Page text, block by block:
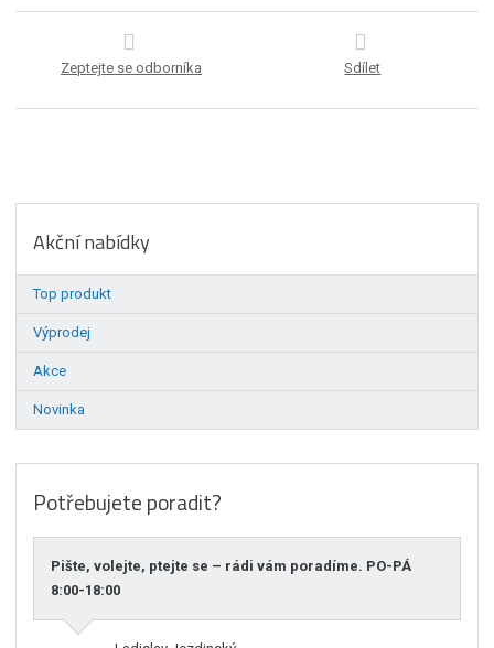
Zeptejte se odborníka Sdílet
Akční nabídky
Top produkt
Výprodej
Akce
Novinka
Potřebujete poradit?
Pište, volejte, ptejte se – rádi vám poradíme. PO-PÁ
8:00-18:00